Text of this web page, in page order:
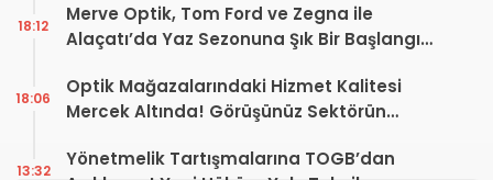
Merve Optik, Tom Ford ve Zegna ile
Alaçatı’da Yaz Sezonuna Şık Bir Başlangıç ​​
18:12
Optik Mağazalarındaki Hizmet Kalitesi
Mercek Altında! Görüşünüz Sektörün
18:06
Yönetmelik Tartışmalarına TOGB’dan
13:32